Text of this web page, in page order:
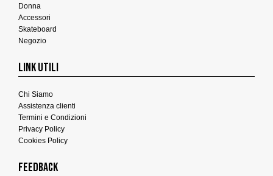
Donna
Accessori
Skateboard
Negozio
LINK UTILI
Chi Siamo
Assistenza clienti
Termini e Condizioni
Privacy Policy
Cookies Policy
FEEDBACK